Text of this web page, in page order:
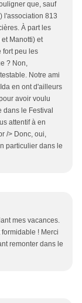
que, sauf
l'association 813
À part les
Manotti) et
fort peu les
? Non,
Notre ami
en ont d'ailleurs
avoir voulu
le Festival
attentif à en
/> Donc, oui,
particulier dans le
mes vacances.
! Merci
remonter dans le